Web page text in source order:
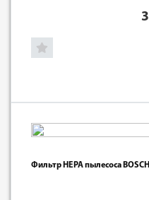
Фильтр HEPA пылесоса BOSCH